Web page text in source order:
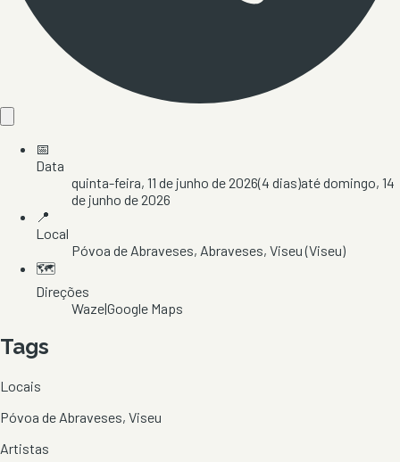
📅
Data
quinta-feira, 11 de junho de 2026(4 dias)atédomingo, 14
de junho de 2026
📍
Local
Póvoa de Abraveses, Abraveses, Viseu(Viseu)
🗺️
Direções
Waze|Google Maps
Tags
Locais
Póvoa de Abraveses, Viseu
Artistas